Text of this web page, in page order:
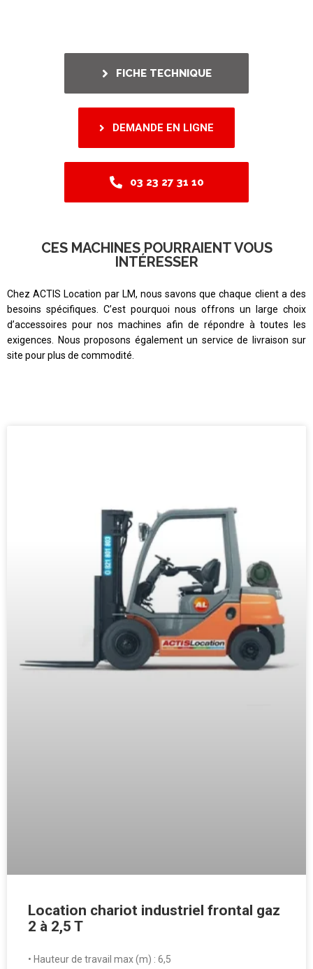
FICHE TECHNIQUE
DEMANDE EN LIGNE
03 23 27 31 10
CES MACHINES POURRAIENT VOUS
INTÉRESSER
Chez ACTIS Location par LM, nous savons que chaque client a des
besoins spécifiques. C’est pourquoi nous offrons un large choix
d’accessoires pour nos machines afin de répondre à toutes les
exigences. Nous proposons également un service de livraison sur
site pour plus de commodité.
Location chariot industriel frontal gaz
2 à 2,5 T
• Hauteur de travail max (m) : 6,5